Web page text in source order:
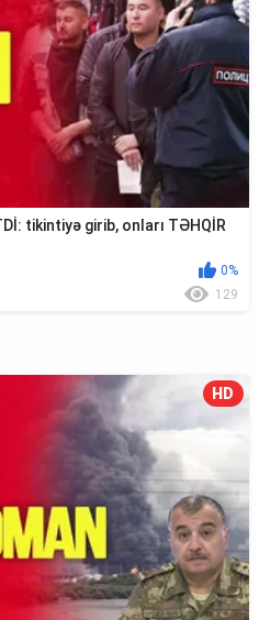
tikintiyə girib, onları TƏHQİR
0%
129
HD